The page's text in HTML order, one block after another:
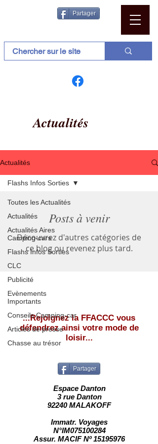
Partager
Actualités
Actualités
Toutes les Actualités
Actualités
Actualités Aires
Camping-cars
Flashs Infos Sorties
CLC
Publicité
Evènements
Importants
Conseils Camping-car
Articles de presse
Chasse au trésor
Flashs Infos Sorties
Posts à venir
Découvrez d'autres catégories de
ce blog ou revenez plus tard.
...Rejoignez la FFACCC vous
défendrez ainsi votre mode de
loisir...
Partager
Espace Danton
3 rue Danton
92240 MALAKOFF
Immatr. Voyages
N°IM075100284
Assur. MACIF Nº 15195976